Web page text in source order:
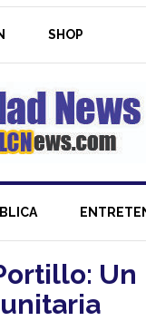
SHOP
Un